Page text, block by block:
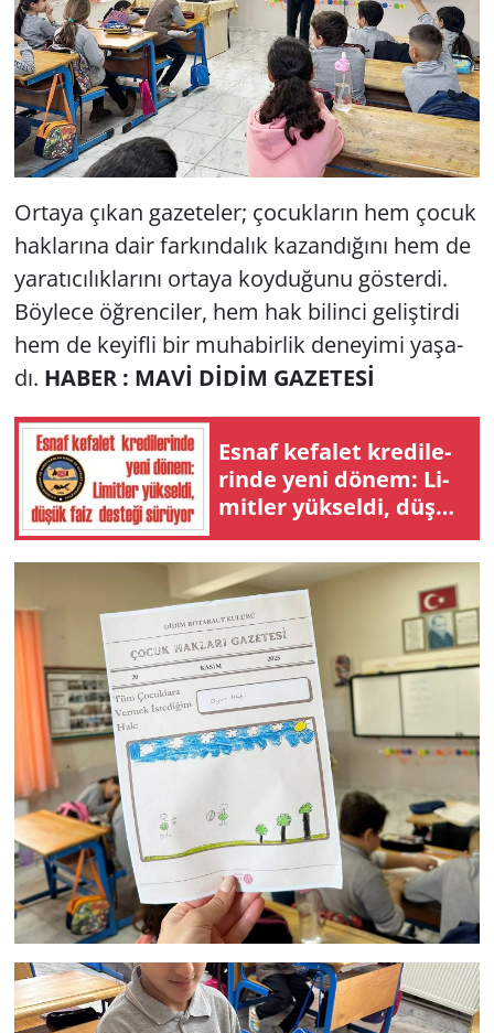
Or­ta­ya çıkan ga­ze­te­ler; ço­cuk­la­rın hem çocuk
hak­la­rı­na dair far­kın­da­lık ka­zan­dı­ğı­nı hem de
ya­ra­tı­cı­lık­la­rı­nı or­ta­ya koy­du­ğu­nu gös­ter­di.
Böy­le­ce öğ­ren­ci­ler, hem hak bi­lin­ci ge­liş­tir­di
hem de ke­yif­li bir mu­ha­bir­lik de­ne­yi­mi ya­şa­
dı. HABER : MAVİ DİDİM GAZETESİ
Esnaf ke­fa­let kre­di­le­
rin­de yeni dönem: Li­
mit­ler yük­sel­di, düşük
faiz des­te­ği sü­rü­yor